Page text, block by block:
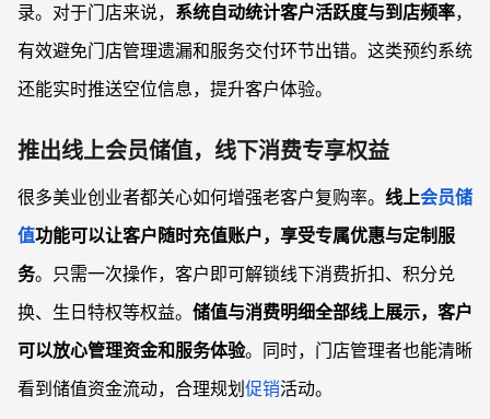
录。对于门店来说， 系统自动统计客户活跃度与到店频率，
有效避免门店管理遗漏和服务交付环节出错。这类预约系统
还能实时推送空位信息，提升客户体验。
推出线上会员储值，线下消费专享权益
很多美业创业者都关心如何增强老客户复购率。 线上会员储
值功能可以让客户随时充值账户，享受专属优惠与定制服
务。只需一次操作，客户即可解锁线下消费折扣、积分兑
换、生日特权等权益。 储值与消费明细全部线上展示，客户
可以放心管理资金和服务体验。同时，门店管理者也能清晰
看到储值资金流动，合理规划 促销活动。